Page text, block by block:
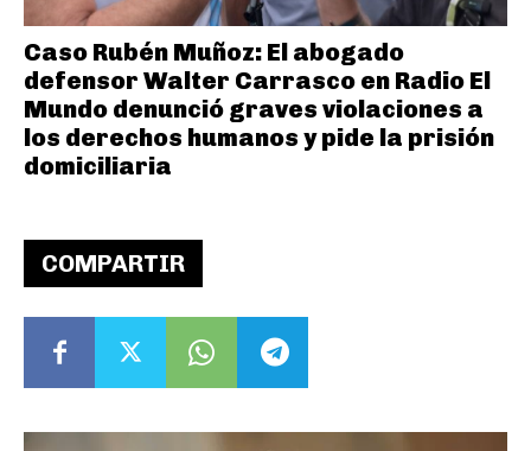
COMPARTIR
Caso Rubén Muñoz: El abogado
defensor Walter Carrasco en Radio El
Mundo denunció graves violaciones a
los derechos humanos y pide la prisión
domiciliaria